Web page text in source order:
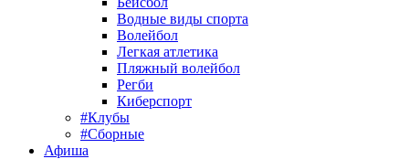
Водные виды спорта
Волейбол
Легкая атлетика
Пляжный волейбол
Регби
Киберспорт
#Клубы
#Сборные
Афиша